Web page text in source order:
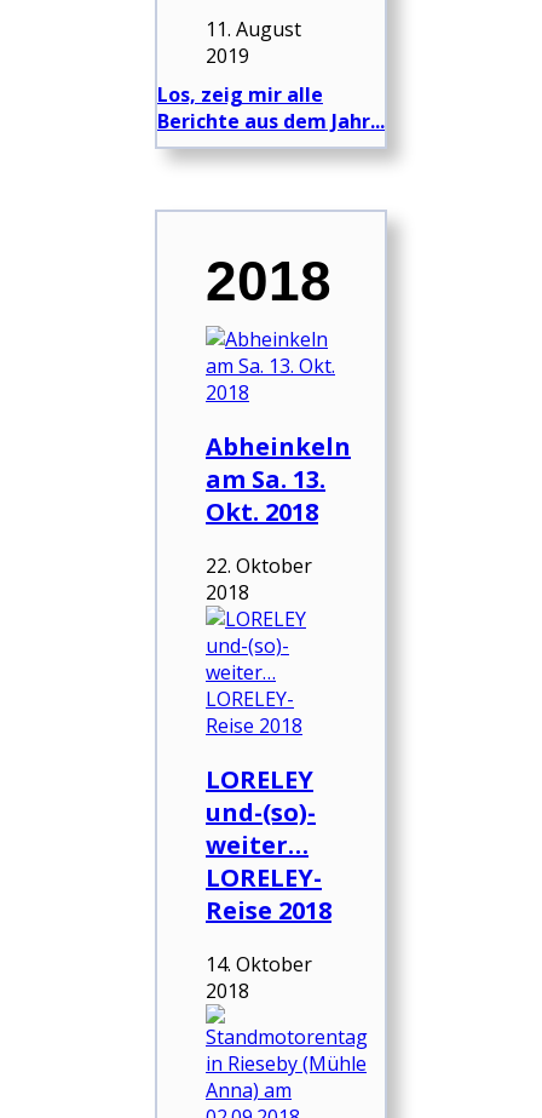
11. August
2019
Los, zeig mir alle
Berichte aus dem Jahr...
2018
Abheinkeln
am Sa. 13.
Okt. 2018
22. Oktober
2018
LORELEY
und-(so)-
weiter…
LORELEY-
Reise 2018
14. Oktober
2018